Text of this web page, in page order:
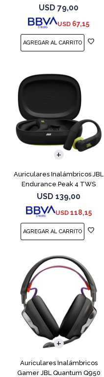
Purpura
USD 79,00
USD 67,15
Auriculares Inalámbricos JBL
Endurance Peak 4 TWS
Negro
USD 139,00
USD 118,15
Auriculares Inalámbricos
Gamer JBL Quantum Q950